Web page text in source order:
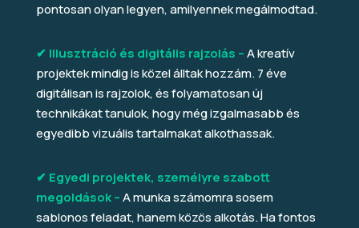
pontosan olyan legyen, amilyennek megálmodtad.
✔ Illusztráció és digitális rajzolás –A kreatív
projektek mindig is közel álltak hozzám. 7 éve
digitálisan is rajzolok, és folyamatosan új
technikákat tanulok, hogy még izgalmasabb és
egyedibb vizuális tartalmakat alkothassak.
✔ Egyedi projektek, személyre szabott
megoldások –A munka számomra sosem
sablonos feladat, hanem közös alkotás. Ha fontos